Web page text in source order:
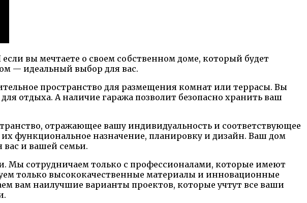
вы мечтаете о своем собственном доме, который будет
— идеальный выбор для вас.
пространство для размещения комнат или террасы. Вы
отдыха. А наличие гаража позволит безопасно хранить ваш
отражающее вашу индивидуальность и соответствующее
функциональное назначение, планировку и дизайн. Ваш дом
вас и вашей семьи.
Мы сотрудничаем только с профессионалами, которые имеют
только высококачественные материалы и инновационные
вам наилучшие варианты проектов, которые учтут все ваши